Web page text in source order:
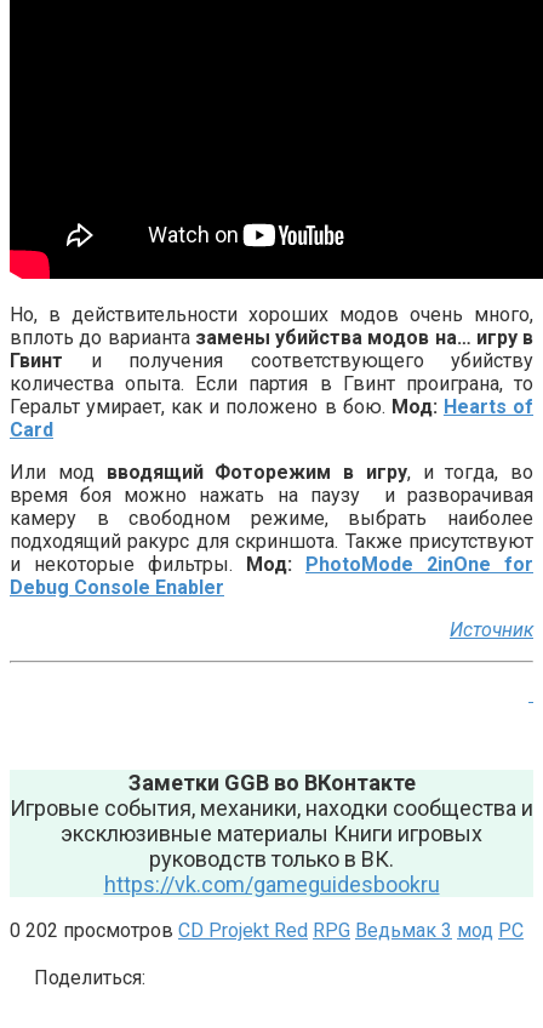
Но, в действительности хороших модов очень много,
вплоть до варианта замены убийства модов на… игру в
Гвинт и получения соответствующего убийству
количества опыта. Если партия в Гвинт проиграна, то
Геральт умирает, как и положено в бою. Мод: Hearts of
Card
Или модвводящий Фоторежим в игру, и тогда, во
время боя можно нажать на паузу и разворачивая
камеру в свободном режиме, выбрать наиболее
подходящий ракурс для скриншота. Также присутствуют
и некоторые фильтры. Мод: PhotoMode 2inOne for
Debug Console Enabler
Источник
Заметки GGB во ВКонтакте
Игровые события, механики, находки сообщества и
эксклюзивные материалы Книги игровых
руководств только в ВК.
https://vk.com/gameguidesbookru
0 202 просмотров CD Projekt Red RPG Ведьмак 3 мод РС
Поделиться: